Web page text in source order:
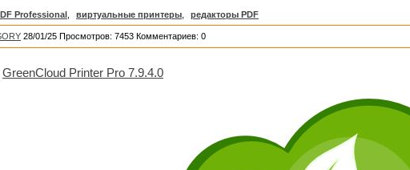
Professional виртуальные принтеры редакторы PDF
28/01/25 Просмотров: 7453 Комментариев: 0
GreenCloud Printer Pro 7.9.4.0